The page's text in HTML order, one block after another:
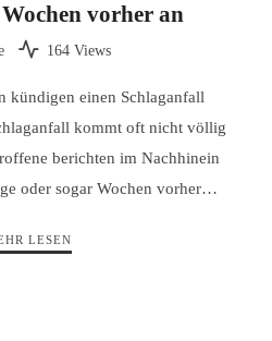
vorher an
164 Views
kündigen einen Schlaganfall
kommt oft nicht völlig
berichten im Nachhinein
oder sogar Wochen vorher…
LESEN